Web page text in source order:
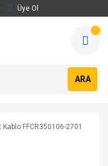
Üye Ol
ARA